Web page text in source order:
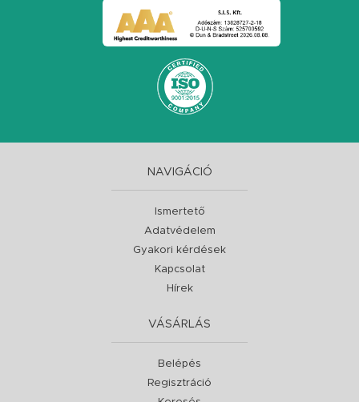
NAVIGÁCIÓ
Ismertető
Adatvédelem
Gyakori kérdések
Kapcsolat
Hírek
VÁSÁRLÁS
Belépés
Regisztráció